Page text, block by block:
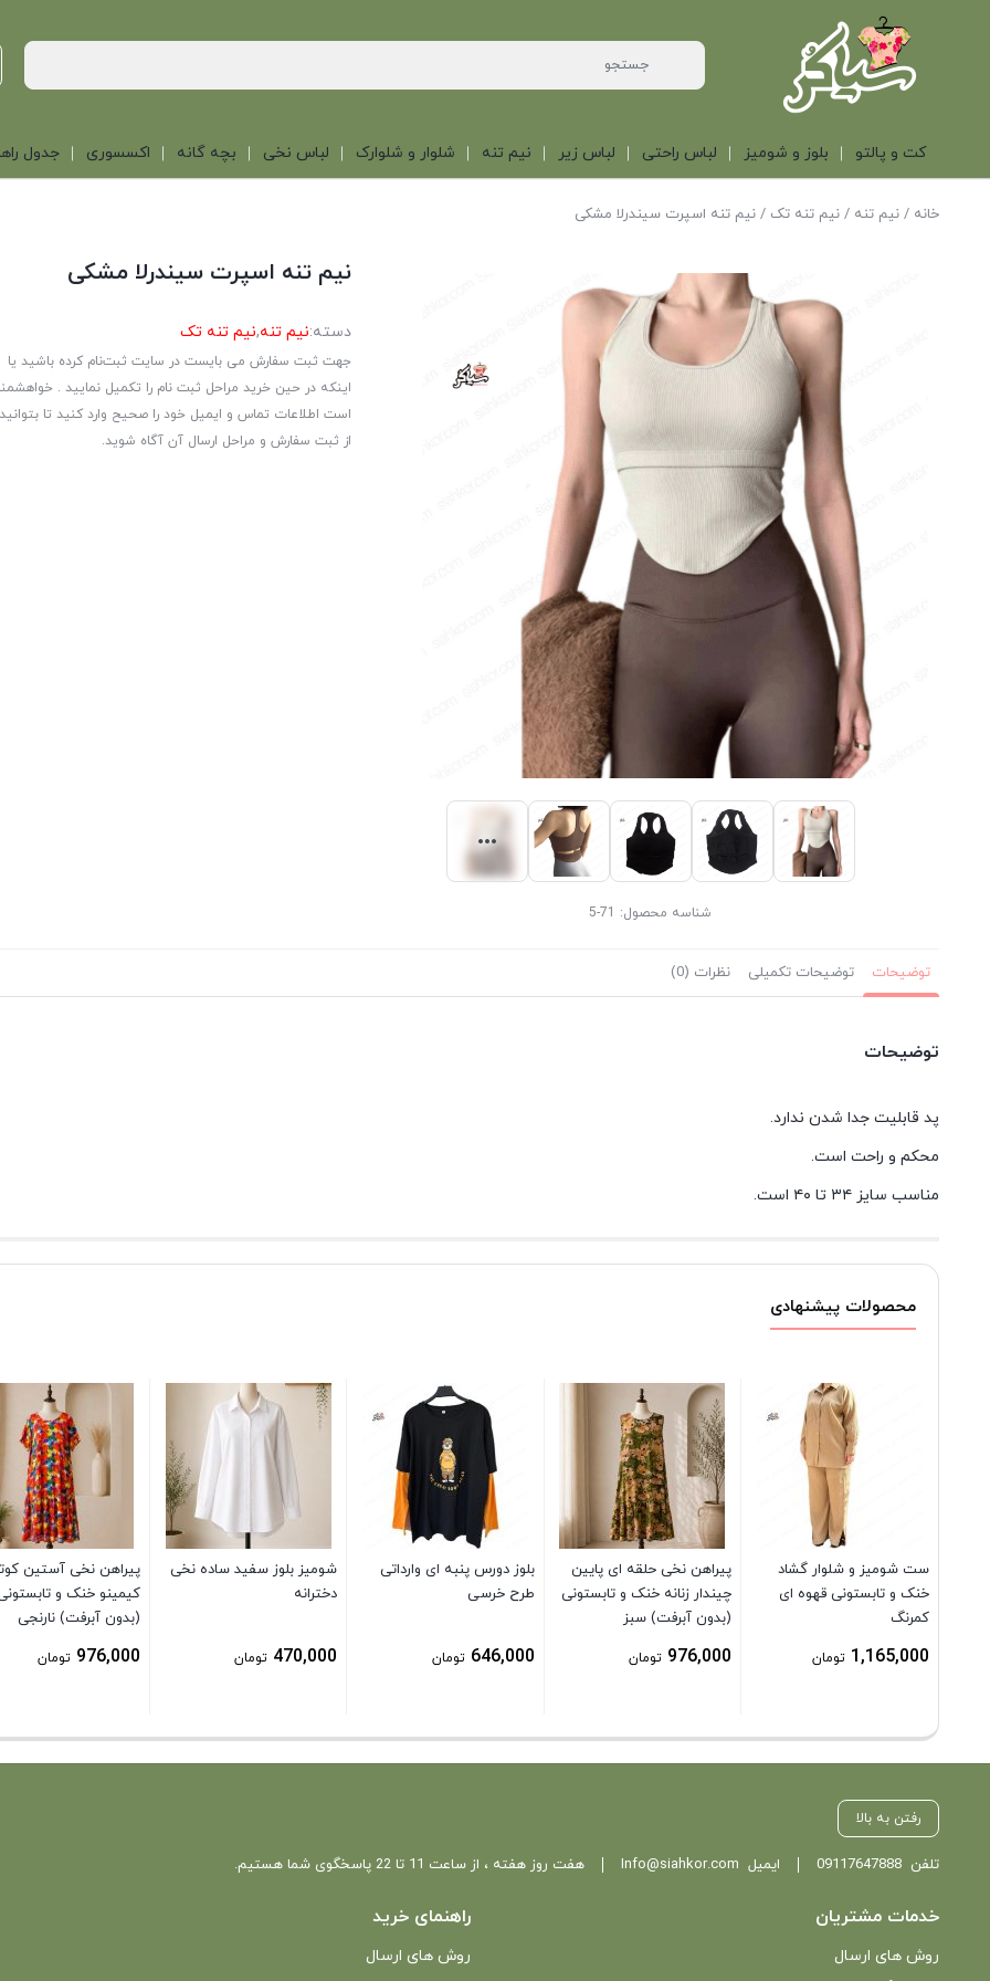
کت و پالتو بلوز و شومیز لباس راحتی لباس زیر نیم تنه شلوار و شلوارک لباس نخی بچه گانه اکسسوری جدول
خانه /نیم تنه /نیم تنه تک / نیم تنه اسپرت سیندرلا مشکی
شناسه محصول: 71-5
نیم تنه اسپرت سیندرلا مشکی
دسته:نیم تنه,نیم تنه تک
جهت ثبت سفارش می بایست در سایت ثبت‌نام کرده باشید یا
اینکه در حین خرید مراحل ثبت نام را تکمیل نمایید .
است اطلاعات تماس و ایمیل خود را صحیح وارد کنید تا بتوانید
از ثبت سفارش و مراحل ارسال آن آگاه شوید.
توضیحات توضیحات تکمیلی نظرات (0)
توضیحات
پد قابلیت جدا شدن ندارد.
محکم و راحت است.
مناسب سایز ۳۴ تا ۴۰ است.
محصولات پیشنهادی
ست شومیز و شلوار گشاد
خنک و تابستونی قهوه ای
کمرنگ
1,165,000 تومان
پیراهن نخی حلقه ای پایین
چیندار زنانه خنک و تابستونی
(بدون آبرفت) سبز
976,000 تومان
بلوز دورس پنبه ای وارداتی
طرح خرسی
646,000 تومان
شومیز بلوز سفید ساده نخی
دخترانه
470,000 تومان
پیراهن نخی آستین
کیمینو خنک و
(بدون آبرفت) نارنجی
976,000 تومان
رفتن به بالا
تلفن09117647888 ایمیل Info@siahkor.com هفت روز هفته ، از ساعت 11 تا 22 پاسخگوی شما هستیم.
خدمات مشتریان
روش های ارسال
راهنمای خرید
روش های ارسال